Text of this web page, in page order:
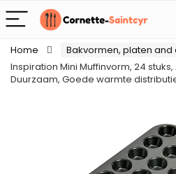
Home Bakvormen, platen
Inspiration Mini Muffinvorm, 24
Duurzaam, Goede warmte